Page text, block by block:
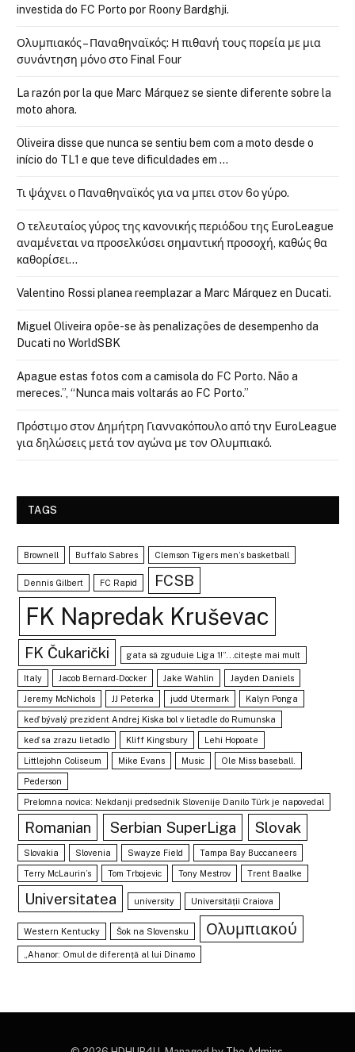
investida do FC Porto por Roony Bardghji.
Ολυμπιακός – Παναθηναϊκός: Η πιθανή τους πορεία με μια
συνάντηση μόνο στο Final Four
La razón por la que Marc Márquez se siente diferente sobre la
moto ahora.
Oliveira disse que nunca se sentiu bem com a moto desde o
início do TL1 e que teve dificuldades em …
Τι ψάχνει ο Παναθηναϊκός για να μπει στον 6ο γύρο.
Ο τελευταίος γύρος της κανονικής περιόδου της EuroLeague
αναμένεται να προσελκύσει σημαντική προσοχή, καθώς θα
καθορίσει…
Valentino Rossi planea reemplazar a Marc Márquez en Ducati.
Miguel Oliveira opõe-se às penalizações de desempenho da
Ducati no WorldSBK
Apague estas fotos com a camisola do FC Porto. Não a
mereces.”, “Nunca mais voltarás ao FC Porto.”
Πρόστιμο στον Δημήτρη Γιαννακόπουλο από την EuroLeague
για δηλώσεις μετά τον αγώνα με τον Ολυμπιακό.
TAGS
Brownell Buffalo Sabres Clemson Tigers men’s basketball
Dennis Gilbert FC Rapid FCSB
FK Napredak Kruševac
FK Čukarički gata să zguduie Liga 1!”...citește mai mult
Italy Jacob Bernard-Docker Jake Wahlin Jayden Daniels
Jeremy McNichols JJ Peterka judd Utermark Kalyn Ponga
keď bývalý prezident Andrej Kiska bol v lietadle do Rumunska
keď sa zrazu lietadlo Kliff Kingsbury Lehi Hopoate
Littlejohn Coliseum Mike Evans Music Ole Miss baseball.
Pederson
Prelomna novica: Nekdanji predsednik Slovenije Danilo Türk je napovedal
Romanian Serbian SuperLiga Slovak
Slovakia Slovenia Swayze Field Tampa Bay Buccaneers
Terry McLaurin’s Tom Trbojevic Tony Mestrov Trent Baalke
Universitatea university Universității Craiova
Western Kentucky Šok na Slovensku Ολυμπιακού
„Ahanor: Omul de diferență al lui Dinamo